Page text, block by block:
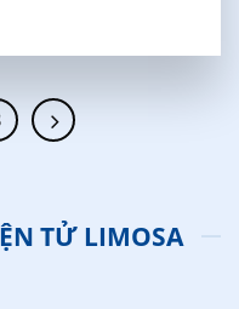
TỬ LIMOSA